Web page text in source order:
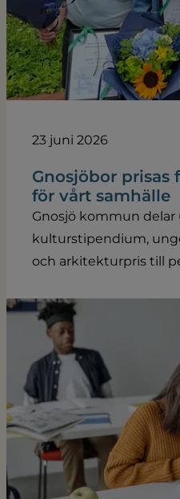
23 juni 2026
Gnosjöbor prisas
för vårt samhälle
Gnosjö kommun delar
kulturstipendium,
och arkitekturpris till